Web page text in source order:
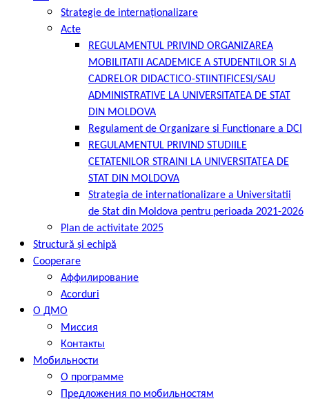
Strategie de internaționalizare
Acte
REGULAMENTUL PRIVIND ORGANIZAREA
MOBILITATII ACADEMICE A STUDENTILOR SI A
CADRELOR DIDACTICO-STIINTIFICESI/SAU
ADMINISTRATIVE LA UNIVERSITATEA DE STAT
DIN MOLDOVA
Regulament de Organizare si Functionare a DCI
REGULAMENTUL PRIVIND STUDIILE
CETATENILOR STRAINI LA UNIVERSITATEA DE
STAT DIN MOLDOVA
Strategia de internationalizare a Universitatii
de Stat din Moldova pentru perioada 2021-2026
Plan de activitate 2025
Structură și echipă
Cooperare
Аффилирование
Acorduri
О ДМО
Миссия
Контакты
Мобильности
О программе
Предложения по мобильностям